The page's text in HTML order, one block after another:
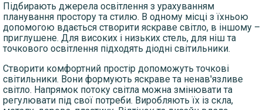
Підбирають джерела освітлення з урахуванням
планування простору та стилю. В одному місці з їхньою
допомогою вдається створити яскраве світло, в іншому –
приглушене. Для високих і низьких стель, для ніш та
точкового освітлення підходять діодні світильники.
Створити комфортний простір допоможуть точкові
світильники. Вони формують яскраве та ненав'язливе
світло. Напрямок потоку світла можна змінювати та
регулювати під свої потреби. Виробляють їх із скла,